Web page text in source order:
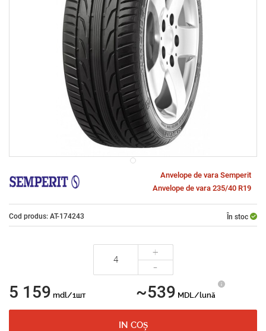
Anvelope de vara Semperit
Anvelope de vara 235/40 R19
Cod produs: AT-174243 În stoc
+
-
5 159 mdl/1шт ~539 MDL/lună
IN COȘ